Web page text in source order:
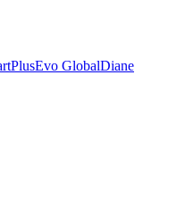
Evo GlobalDiane